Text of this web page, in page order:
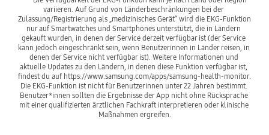
variieren. Auf Grund von Länderbeschränkungen bei der
Zulassung/Registrierung als „medizinisches Gerät“ wird die EKG-Funktion
nur auf Smartwatches und Smartphones unterstützt, die in Ländern
gekauft wurden, in denen der Service derzeit verfügbar ist (der Service
kann jedoch eingeschränkt sein, wenn Benutzerinnen in Länder reisen, in
denen der Service nicht verfügbar ist). Weitere Informationen und
aktuelle Updates zu den Ländern, in denen diese Funktion verfügbar ist,
findest du auf https://www.samsung.com/apps/samsung-health-monitor.
Die EKG-Funktion ist nicht für Benutzerinnen unter 22 Jahren bestimmt.
Benutzer*innen sollten die Ergebnisse der App nicht ohne Rücksprache
mit einer qualifizierten ärztlichen Fachkraft interpretieren oder klinische
Maßnahmen ergreifen.